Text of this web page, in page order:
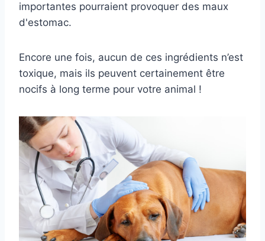
importantes pourraient provoquer des maux
d'estomac.
Encore une fois, aucun de ces ingrédients n’est
toxique, mais ils peuvent certainement être
nocifs à long terme pour votre animal !